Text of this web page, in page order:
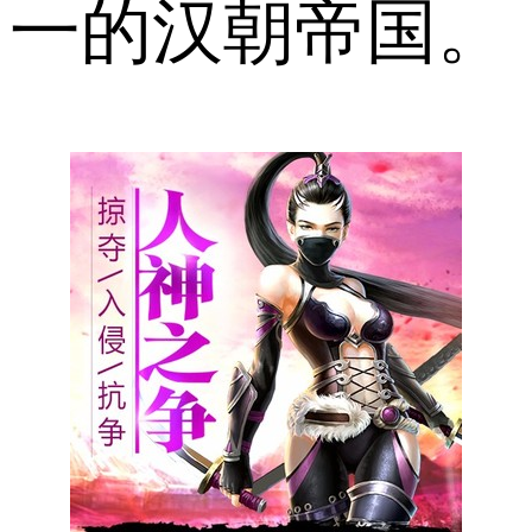
一的汉朝帝国。